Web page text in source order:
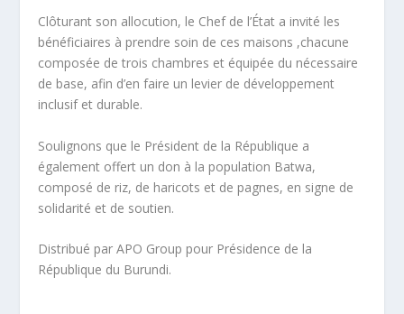
Clôturant son allocution, le Chef de l’État a invité les
bénéficiaires à prendre soin de ces maisons ,chacune
composée de trois chambres et équipée du nécessaire
de base, afin d’en faire un levier de développement
inclusif et durable.
Soulignons que le Président de la République a
également offert un don à la population Batwa,
composé de riz, de haricots et de pagnes, en signe de
solidarité et de soutien.
Distribué par APO Group pour Présidence de la
République du Burundi.